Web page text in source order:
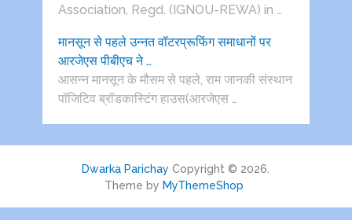
Association, Regd. (IGNOU-REWA) in …
मानसून से पहले उन्नत वॉटरप्रूफिंग समाधानों पर
आरजेएस पीबीएच ने …
आसन्न मानसून के मौसम से पहले, राम जानकी संस्थान
पॉजिटिव ब्रॉडकास्टिंग हाउस(आरजेएस …
Dwarka Parichay Copyright © 2026.
Theme by MyThemeShop